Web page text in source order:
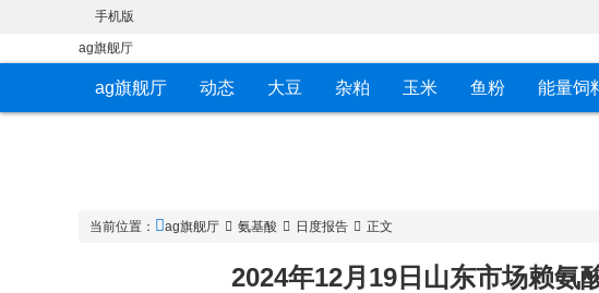
手机版
ag旗舰厅
ag旗舰厅 动态 大豆 杂粕 玉米 鱼粉 能量饲
当前位置： ag旗舰厅 氨基酸 日度报告 正文
2024年12月19日山东市场赖氨